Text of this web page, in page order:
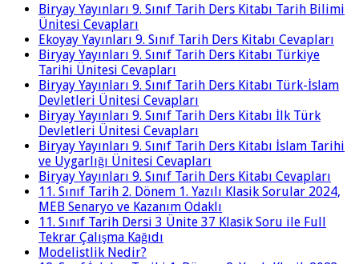
Biryay Yayınları 9. Sınıf Tarih Ders Kitabı Tarih Bilimi
Ünitesi Cevapları
Ekoyay Yayınları 9. Sınıf Tarih Ders Kitabı Cevapları
Biryay Yayınları 9. Sınıf Tarih Ders Kitabı Türkiye
Tarihi Ünitesi Cevapları
Biryay Yayınları 9. Sınıf Tarih Ders Kitabı Türk-İslam
Devletleri Ünitesi Cevapları
Biryay Yayınları 9. Sınıf Tarih Ders Kitabı İlk Türk
Devletleri Ünitesi Cevapları
Biryay Yayınları 9. Sınıf Tarih Ders Kitabı İslam Tarihi
ve Uygarlığı Ünitesi Cevapları
Biryay Yayınları 9. Sınıf Tarih Ders Kitabı Cevapları
11. Sınıf Tarih 2. Dönem 1. Yazılı Klasik Sorular 2024,
MEB Senaryo ve Kazanım Odaklı
11. Sınıf Tarih Dersi 3 Ünite 37 Klasik Soru ile Full
Tekrar Çalışma Kağıdı
Modelistlik Nedir?